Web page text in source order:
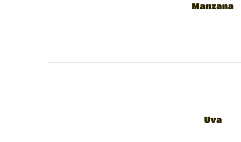
Manzana
Uva